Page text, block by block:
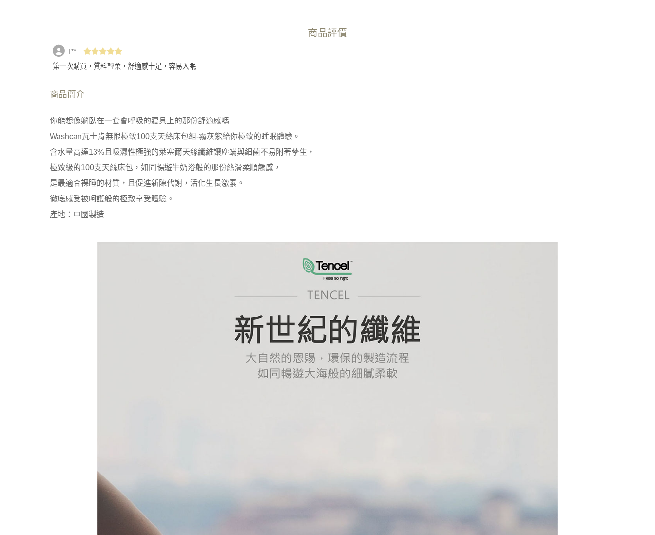
商品評價
T**
第一次購買，質料輕柔，舒適感十足，容易入眠
商品簡介
你能想像躺臥在一套會呼吸的寢具上的那份舒適感嗎
Washcan瓦士肯無限極致100支天絲床包組-霧灰紫給你極致的睡眠體驗。
含水量高達13%且吸濕性極強的萊塞爾天絲纖維讓塵蟎與細菌不易附著孳生，
極致級的100支天絲床包，如同暢遊牛奶浴般的那份絲滑柔順觸感，
是最適合裸睡的材質，且促進新陳代謝，活化生長激素。
徹底感受被呵護般的極致享受體驗。
產地：中國製造